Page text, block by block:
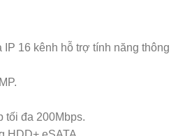
16 kênh hỗ trợ tính năng thông
tối đa 200Mbps.